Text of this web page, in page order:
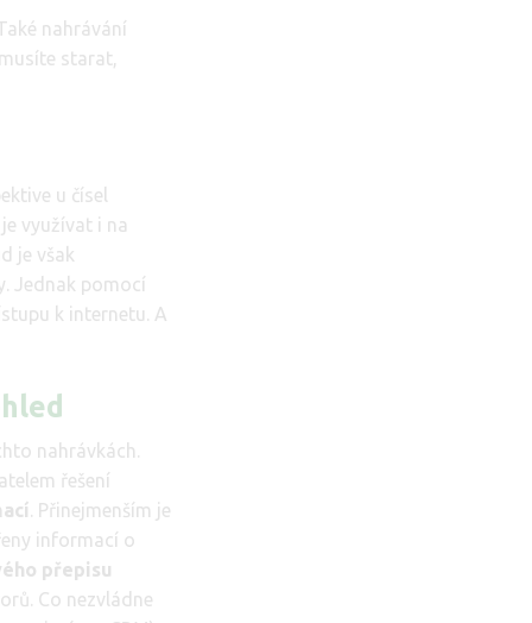
nahrávání
starat,
u čísel
využívat i na
je však
Jednak pomocí
k internetu. A
nahrávkách.
řešení
. Přinejmenším je
informací o
přepisu
Co nezvládne